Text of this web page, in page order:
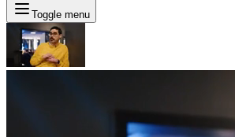
Toggle menu